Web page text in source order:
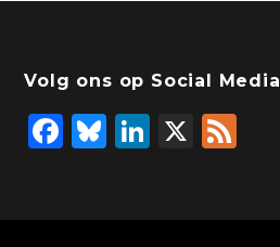
Volg ons op Social Media
F
Bl
Li X